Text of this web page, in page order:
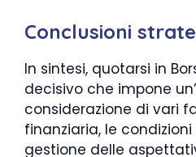
Conclusioni
In sintesi, quotarsi in
decisivo che impone
considerazione di vari
finanziaria, le
gestione delle